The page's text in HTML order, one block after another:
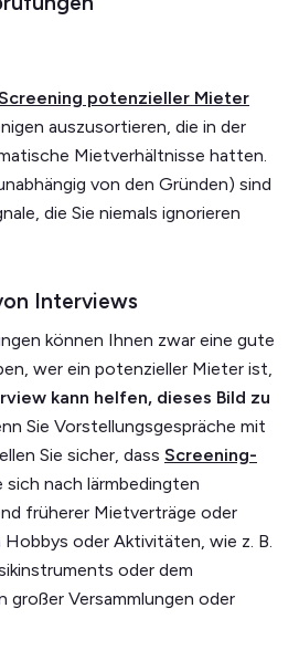
potenzieller Mieter
auszusortieren, die in der
Mietverhältnisse hatten.
von den Gründen) sind
die Sie niemals ignorieren
Interviews
können Ihnen zwar eine gute
wer ein potenzieller Mieter ist,
kann helfen, dieses Bild zu
Sie Vorstellungsgespräche mit
Sie sicher, dass Screening-
sich nach lärmbedingten
früherer Mietverträge oder
oder Aktivitäten, wie z. B.
oder dem
großer Versammlungen oder